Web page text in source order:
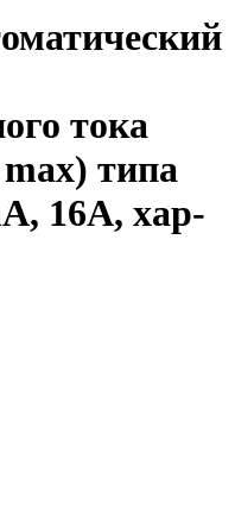
тока
типа
16A, хар-